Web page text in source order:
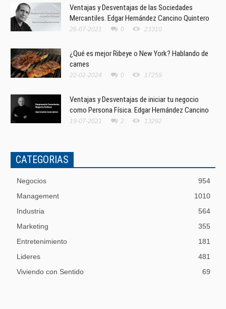
Ventajas y Desventajas de las Sociedades
Mercantiles. Edgar Hernández Cancino Quintero
26-07-2021 0 23310
¿Qué es mejor Ribeye o New York? Hablando de
carnes
22-02-2024 0 17259
Ventajas y Desventajas de iniciar tu negocio
como Persona Física. Edgar Hernández Cancino
19-07-2021 2 13292
CATEGORIAS
Negocios
954
Management
1010
Industria
564
Marketing
355
Entretenimiento
181
Lideres
481
Viviendo con Sentido
69